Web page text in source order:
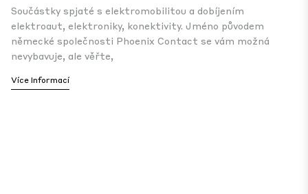
Součástky spjaté s elektromobilitou a dobíjením
elektroaut, elektroniky, konektivity. Jméno původem
německé společnosti Phoenix Contact se vám možná
nevybavuje, ale věřte,
Více Informací